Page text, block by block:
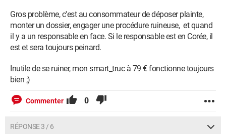
Gros problème, c'est au consommateur de déposer plainte,
monter un dossier, engager une procédure ruineuse, et quand
il y a un responsable en face. Si le responsable est en Corée, il
est et sera toujours peinard.
Inutile de se ruiner, mon smart_truc à 79 € fonctionne toujours
bien ;)
Commenter 0
RÉPONSE 3 / 6